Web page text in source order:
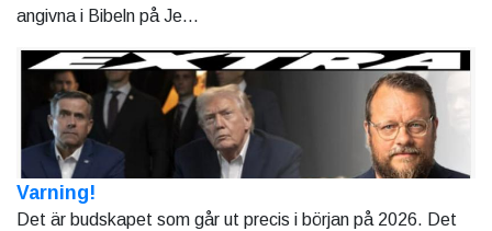
angivna i Bibeln på Je...
Varning!
Det är budskapet som går ut precis i början på 2026. Det